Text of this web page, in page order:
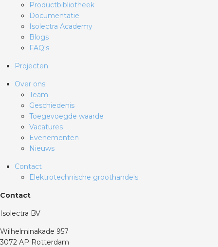
Productbibliotheek
Documentatie
Isolectra Academy
Blogs
FAQ's
Projecten
Over ons
Team
Geschiedenis
Toegevoegde waarde
Vacatures
Evenementen
Nieuws
Contact
Elektrotechnische groothandels
Contact
Isolectra BV
Wilhelminakade 957
3072 AP Rotterdam